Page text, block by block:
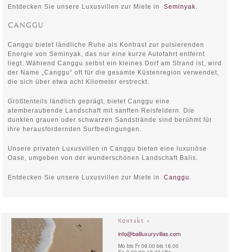
Entdecken Sie unsere Luxusvillen zur Miete in Seminyak.
CANGGU
Canggu bietet ländliche Ruhe als Kontrast zur pulsierenden
Energie von Seminyak, das nur eine kurze Autofahrt entfernt
liegt. Während Canggu selbst ein kleines Dorf am Strand ist, wird
der Name „Canggu“ oft für die gesamte Küstenregion verwendet,
die sich über etwa acht Kilometer erstreckt.
Größtenteils ländlich geprägt, bietet Canggu eine
atemberaubende Landschaft mit sanften Reisfeldern. Die
dunklen grauen oder schwarzen Sandstrände sind berühmt für
ihre herausfordernden Surfbedingungen.
Unsere privaten Luxusvillen in Canggu bieten eine luxuriöse
Oase, umgeben von der wunderschönen Landschaft Balis.
Entdecken Sie unsere Luxusvillen zur Miete in Canggu .
Kontakt »
info@baliluxuryvillas.com
Mo bis Fr 09.00 bis 18.00